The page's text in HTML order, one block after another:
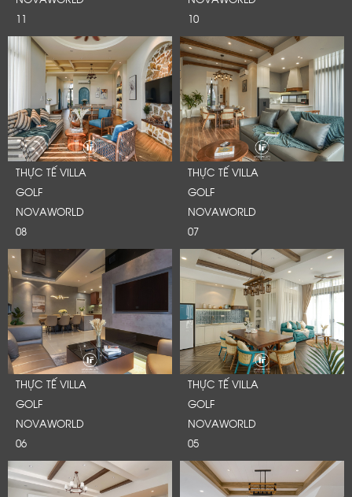
11
10
THỰC TẾ VILLA
GOLF
NOVAWORLD
08
THỰC TẾ VILLA
GOLF
NOVAWORLD
07
THỰC TẾ VILLA
GOLF
NOVAWORLD
06
THỰC TẾ VILLA
GOLF
NOVAWORLD
05